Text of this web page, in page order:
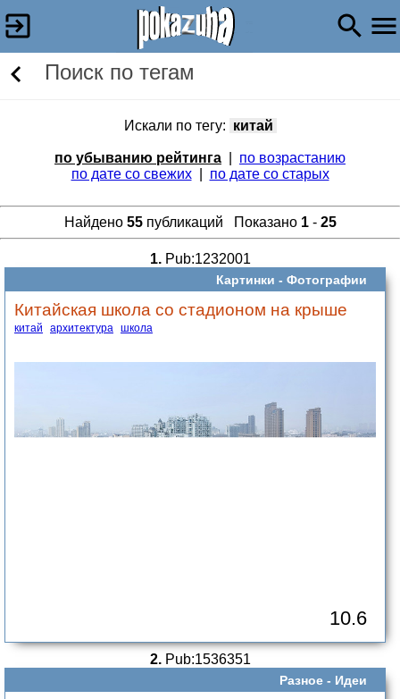
Поиск по тегам
Искали по тегу: китай
по убыванию рейтинга
по возрастанию
по дате со свежих| по дате со старых
Найдено 55публикаций Показано 1- 25
1.Pub:1232001
Картинки - Фотографии
Китайская школа со стадионом на крыше
китай архитектура школа
10.6
2.Pub:1536351
Разное - Идеи